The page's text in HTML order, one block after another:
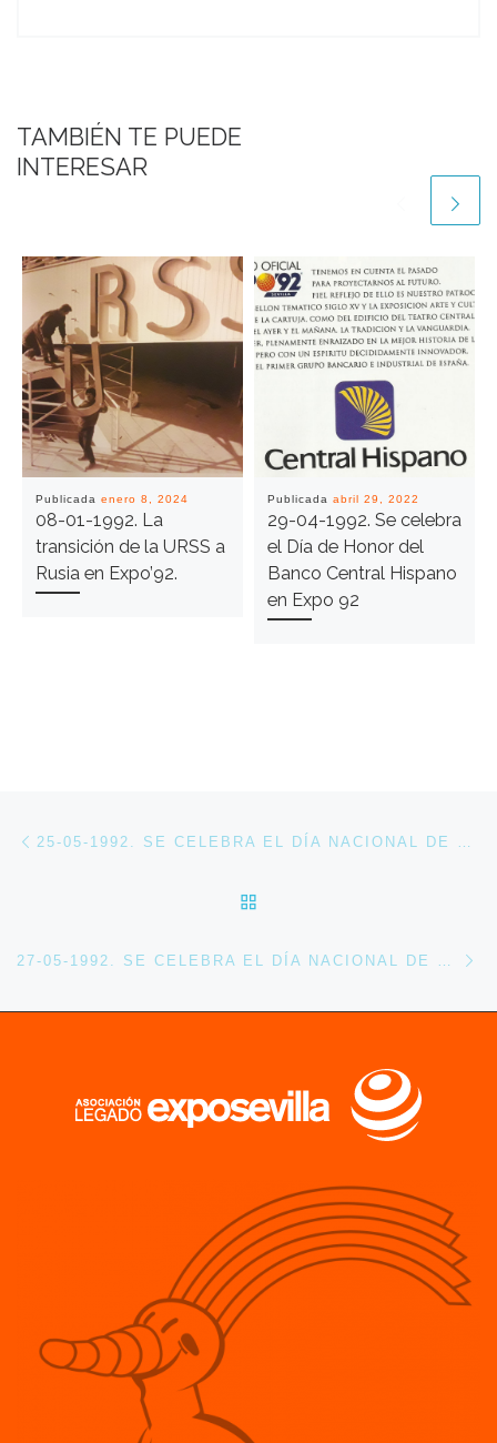
TAMBIÉN TE PUEDE
INTERESAR
Publicada enero 8, 2024
08-01-1992. La
transición de la URSS a
Rusia en Expo’92.
Publicada abril 29, 2022
29-04-1992. Se celebra
el Día de Honor del
Banco Central Hispano
en Expo 92
Navegación de entradas